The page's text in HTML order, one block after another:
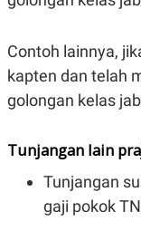
Contoh lainnya,
kapten dan telah
golongan kelas
Tunjangan lain
Tunjangan
gaji pokok